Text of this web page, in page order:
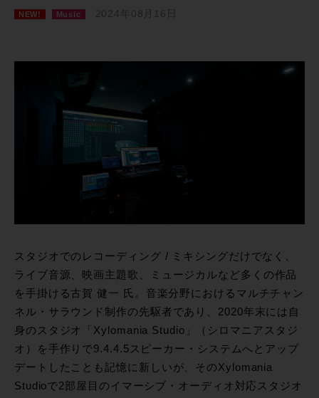
NEW! Music 2024年08月16日
スタジオでのレコーディング / ミキシングだけでなく、
ライブ音源、映画主題歌、ミュージカルなど多くの作品
を手掛ける古賀 健一 氏。音楽分野におけるマルチチャン
ネル・サラウンド制作の先駆者であり、2020年末には自
身のスタジオ「Xylomania Studio」（シロマニアスタジ
オ）を手作りで9.4.4.5スピーカー・システムへとアップ
デートしたことも記憶に新しいが、そのXylomania
Studioで2部屋目のイマーシブ・オーディオ対応スタジオ